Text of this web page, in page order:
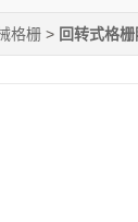
格栅 > 回转式格